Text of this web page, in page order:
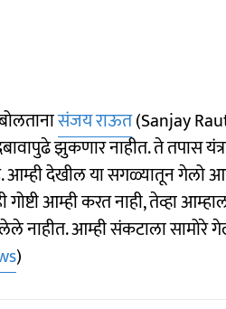
संजय राऊत(Sanjay
झुकणार नाहीत. ते तपास
देखील या सगळ्यातून गेलो
गोष्टी आम्ही करत नाही, तेव्हा
नाहीत. आम्ही संकटाला सामोरे
)